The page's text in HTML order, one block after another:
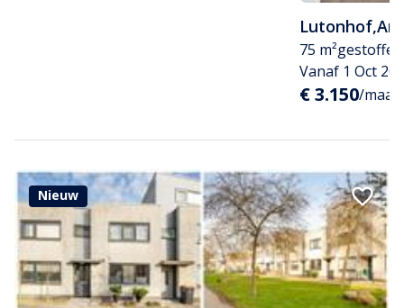
Lutonhof,
75 m²
Vanaf 1 Oct
€ 3.150/
Nieuw